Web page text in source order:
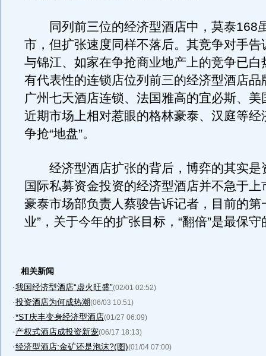
同列前三位的经济型酒店中，莫泰168
市，但扩张速度同样不落后。其竞争对手告
与锦江、如家在争抢商业地产上的竞争已白
有代表性的连锁店位列前三的经济型酒店品
广州七天酒店连锁、法国雅高的宜必斯、美
近期市场上相对惹眼的格林豪泰、汉庭等经
争抢“地盘”。
经济型酒店扩张的背后，博弈的其实是
国际私募资金投资的经济型酒店并不急于上
豪泰市场部负责人蔡骏告诉记者，目前的第
业”，关于今年的扩张目标，“翻倍”是最保
相关新闻
·我国经济型酒店“虚火旺盛”(02/01 02:52)
·投资酒店为何成热潮(06/03 10:51)
·*ST庆丰变身经济型酒店(01/27 06:09)
·产权式酒店成投资新宠(06/17 18:13)
·经济型酒店:金矿还是泡沫?(图)(01/04 07:00)